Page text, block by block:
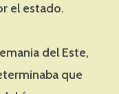
el estado.
del Este,
que